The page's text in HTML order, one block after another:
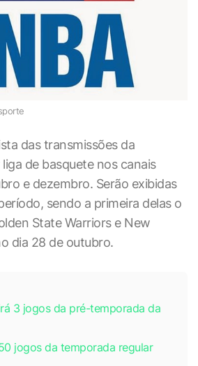
das transmissões da
de basquete nos canais
e dezembro. Serão exibidas
sendo a primeira delas o
State Warriors e New
dia 28 de outubro.
3 jogos da pré-temporada da
jogos da temporada regular